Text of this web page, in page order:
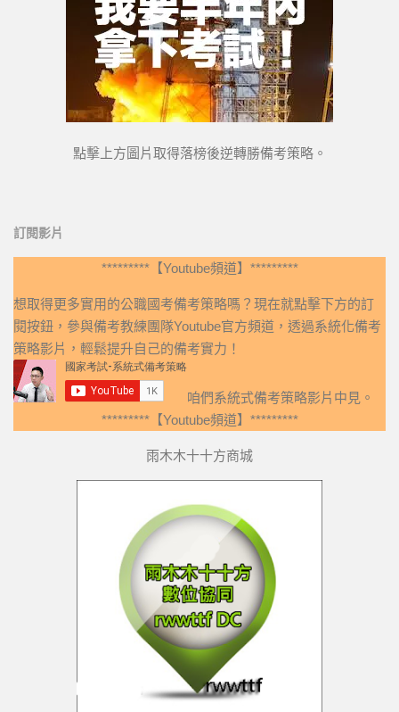
點擊上方圖片取得落榜後逆轉勝備考策略。
訂閱影片
*********【Youtube頻道】*********
想取得更多實用的公職國考備考策略嗎？現在就點擊下方的訂
閱按鈕，參與備考教練團隊Youtube官方頻道，透過系統化備考
策略影片，輕鬆提升自己的備考實力！
咱們系統式備考策略影片中見。
*********【Youtube頻道】*********
雨木木十十方商城